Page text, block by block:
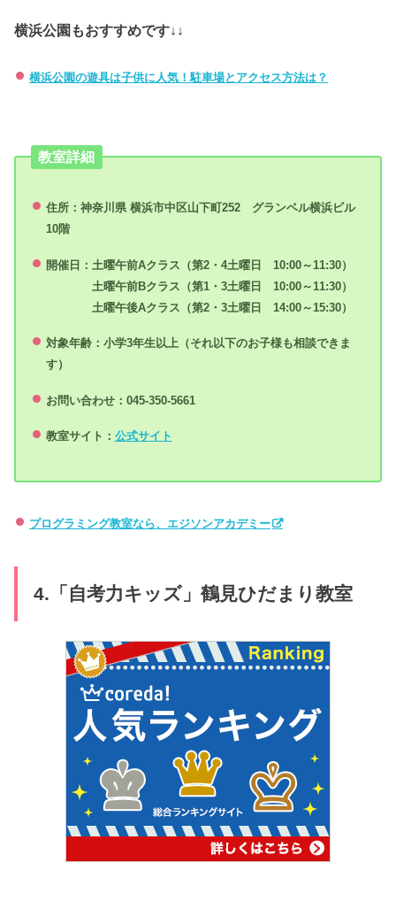
横浜公園もおすすめです↓↓
横浜公園の遊具は子供に人気！駐車場とアクセス方法は？
教室詳細
住所：神奈川県 横浜市中区山下町252 グランベル横浜ビル
10階
開催日：土曜午前Aクラス（第2・4土曜日 10:00～11:30）
土曜午前Bクラス（第1・3土曜日 10:00～11:30）
土曜午後Aクラス（第2・3土曜日 14:00～15:30）
対象年齢：小学3年生以上（それ以下のお子様も相談できま
す）
お問い合わせ：045-350-5661
教室サイト： 公式サイト
プログラミング教室なら、エジソンアカデミー
4.「自考力キッズ」鶴見ひだまり教室